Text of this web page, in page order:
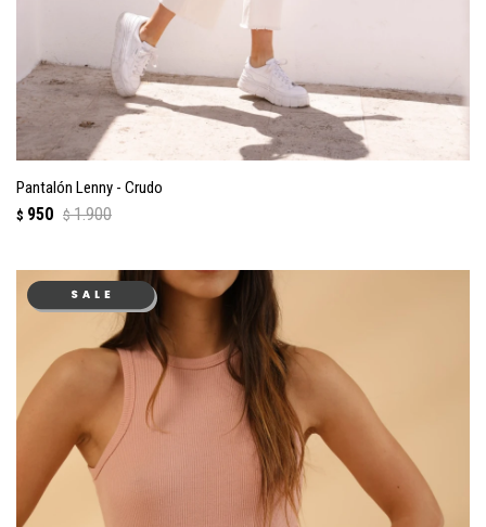
Pantalón Lenny - Crudo
$ 950 $ 1.900